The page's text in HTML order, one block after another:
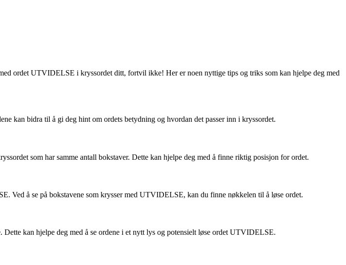
ordet UTVIDELSE i kryssordet ditt, fortvil ikke! Her er noen nyttige tips og triks som kan hjelpe deg med
kan bidra til å gi deg hint om ordets betydning og hvordan det passer inn i kryssordet.
som har samme antall bokstaver. Dette kan hjelpe deg med å finne riktig posisjon for ordet.
Ved å se på bokstavene som krysser med UTVIDELSE, kan du finne nøkkelen til å løse ordet.
kan hjelpe deg med å se ordene i et nytt lys og potensielt løse ordet UTVIDELSE.